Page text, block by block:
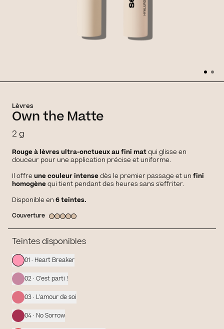
Lèvres
Own the Matte
2 g
Teintes disponibles
01 · Heart Breaker
02 · C'est parti !
03 · L'amour de soi
04 · No Sorrow
Rouge à lèvres ultra-onctueux au fini matqui glisse en
douceur pour une application précise et uniforme.
Il offre une couleur intensedès le premier passage et un fini
homogènequi tient pendant des heures sans s'effriter.
Disponible en 6 teintes.
Couverture